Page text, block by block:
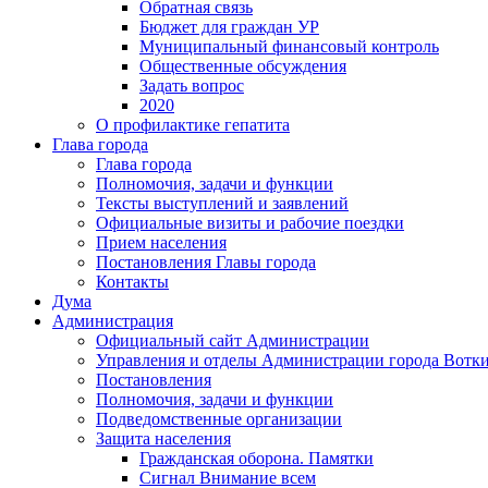
Обратная связь
Бюджет для граждан УР
Муниципальный финансовый контроль
Общественные обсуждения
Задать вопрос
2020
О профилактике гепатита
Глава города
Глава города
Полномочия, задачи и функции
Тексты выступлений и заявлений
Официальные визиты и рабочие поездки
Прием населения
Постановления Главы города
Контакты
Дума
Администрация
Официальный сайт Администрации
Управления и отделы Администрации города
Постановления
Полномочия, задачи и функции
Подведомственные организации
Защита населения
Гражданская оборона. Памятки
Сигнал Внимание всем